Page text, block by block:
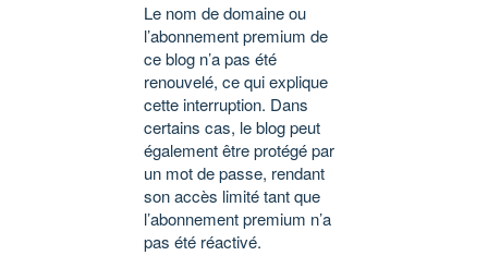
Le nom de domaine ou
l’abonnement premium de
ce blog n’a pas été
renouvelé, ce qui explique
cette interruption. Dans
certains cas, le blog peut
également être protégé par
un mot de passe, rendant
son accès limité tant que
l’abonnement premium n’a
pas été réactivé.